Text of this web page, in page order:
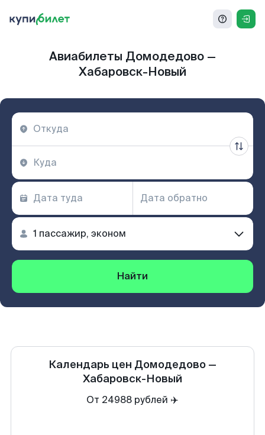
Авиабилеты Домодедово —
Хабаровск-Новый
Найти
Календарь цен Домодедово —
Хабаровск-Новый
От 24988 рублей ✈️